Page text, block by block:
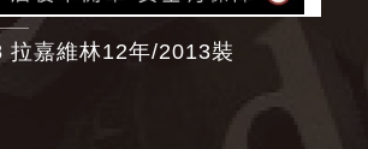
拉嘉維林12年/2013裝